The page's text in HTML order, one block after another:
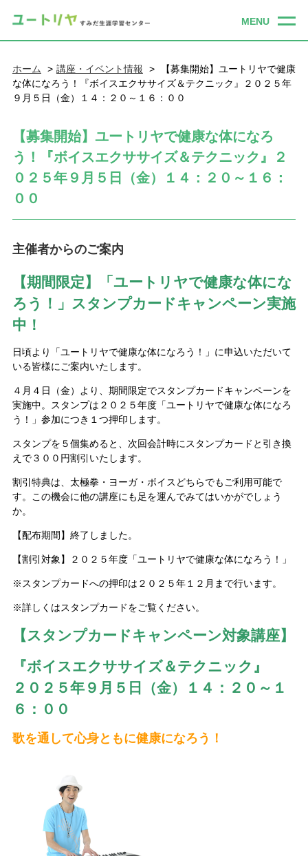
ホーム 講座・イベント情報
【募集開始】ユートリヤで健康
な体になろう！『ボイスエクササイズ＆テクニック』２０２５年
９月５日（金）１４：２０～１６：００
【募集開始】ユートリヤで健康な体になろ
う！『ボイスエクササイズ＆テクニック』２
０２５年９月５日（金）１４：２０～１６：
００
主催者からのご案内
【期間限定】「ユートリヤで健康な体にな
ろう！」スタンプカードキャンペーン実施
中！
日頃より「ユートリヤで健康な体になろう！」に申込いただいて
いる皆様にご案内いたします。
４月４日（金）より、期間限定でスタンプカードキャンペーンを
実施中。スタンプは２０２５年度「ユートリヤで健康な体になろ
う！」参加につき１つ押印します。
スタンプを５個集めると、次回会計時にスタンプカードと引き換
えで３００円割引いたします。
割引特典は、太極拳・ヨーガ・ボイスどちらでもご利用可能で
す。この機会に他の講座にも足を運んでみてはいかがでしょう
か。
【配布期間】終了しました。
【割引対象】２０２５年度「ユートリヤで健康な体になろう！」
※スタンプカードへの押印は２０２５年１２月まで行います。
※詳しくはスタンプカードをご覧ください。
【スタンプカードキャンペーン対象講座】
『ボイスエクササイズ＆テクニック』
２０２５年９月５日（金）１４：２０～１
６：００
歌を通して心身ともに健康になろう！